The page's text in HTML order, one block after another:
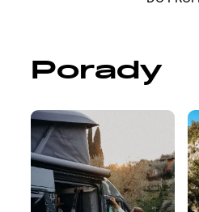
Porady